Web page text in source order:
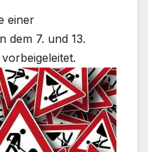
einer
dem 7. und 13.